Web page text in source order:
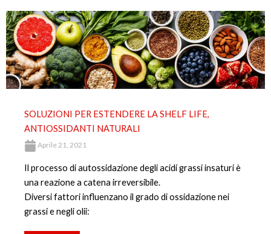
SOLUZIONI PER ESTENDERE LA SHELF LIFE,
ANTIOSSIDANTI NATURALI
Aprile 21, 2021
Il processo di autossidazione degli acidi grassi insaturi è
una reazione a catena irreversibile.
Diversi fattori influenzano il grado di ossidazione nei
grassi e negli olii: